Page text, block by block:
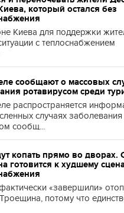
который остался без
Киева для поддержки
с теплоснабжением
сообщают о массовых
ротавирусом среди
распространяется
случаях заболевания
сообщ...
копать прямо во дворах.
готовится к худшему
«завершили»
потому что